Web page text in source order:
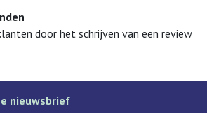
door het schrijven van een review
nieuwsbrief